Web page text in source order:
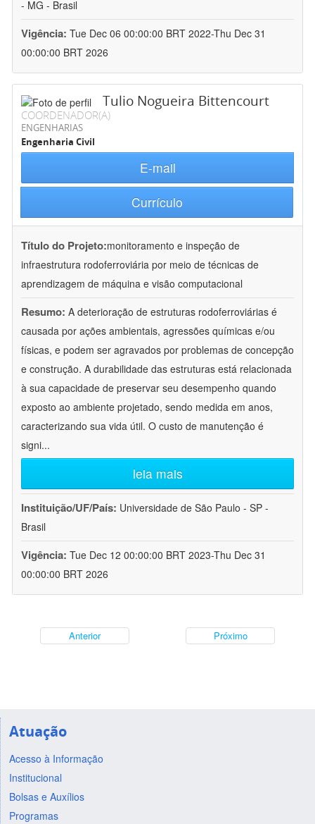
- MG - Brasil
Vigência: Tue Dec 06 00:00:00 BRT 2022-Thu Dec 31
00:00:00 BRT 2026
Tulio Nogueira Bittencourt
COORDENADOR(A)
ENGENHARIAS
Engenharia Civil
E-mail
Currículo
Título do Projeto:monitoramento e inspeção de
infraestrutura rodoferroviária por meio de técnicas de
aprendizagem de máquina e visão computacional
Resumo: A deterioração de estruturas rodoferroviárias é
causada por ações ambientais, agressões químicas e/ou
físicas, e podem ser agravados por problemas de concepção
e construção. A durabilidade das estruturas está relacionada
à sua capacidade de preservar seu desempenho quando
exposto ao ambiente projetado, sendo medida em anos,
caracterizando sua vida útil. O custo de manutenção é
signi...
leia mais
Instituição/UF/País: Universidade de São Paulo - SP -
Brasil
Vigência: Tue Dec 12 00:00:00 BRT 2023-Thu Dec 31
00:00:00 BRT 2026
Anterior Próximo
Atuação
Acesso à Informação
Institucional
Bolsas e Auxílios
Programas